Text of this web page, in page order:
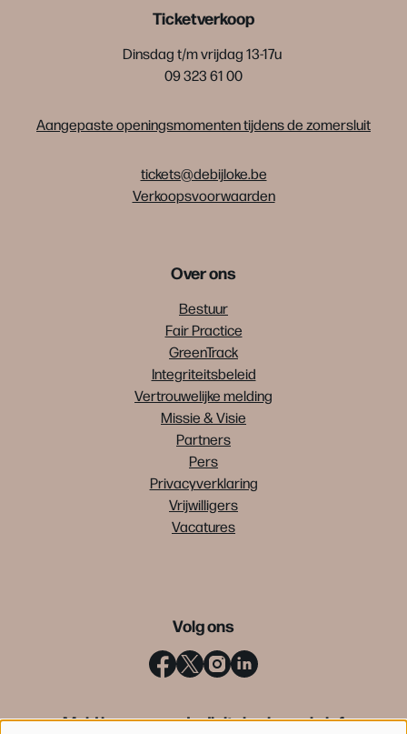
Ticketverkoop
Dinsdag t/m vrijdag 13-17u
09 323 61 00
Aangepaste openingsmomenten tijdens de zomersluit
tickets@debijloke.be
Verkoopsvoorwaarden
Over ons
Bestuur
Fair Practice
GreenTrack
Integriteitsbeleid
Vertrouwelijke melding
Missie & Visie
Partners
Pers
Privacyverklaring
Vrijwilligers
Vacatures
Volg ons
Meld je aan voor de digitale nieuwsbrief